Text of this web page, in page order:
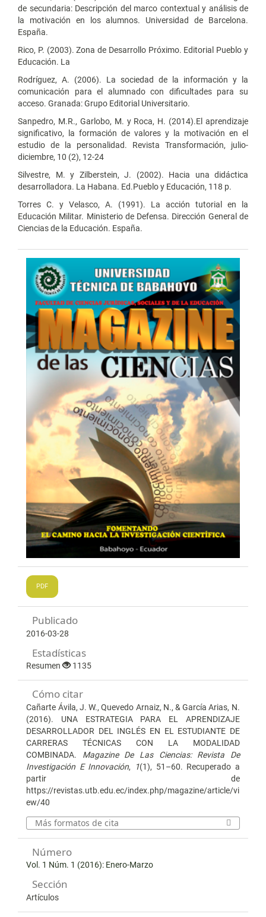
de secundaria: Descripción del marco contextual y análisis de
la motivación en los alumnos. Universidad de Barcelona.
España.
Rico, P. (2003). Zona de Desarrollo Próximo. Editorial Pueblo y
Educación. La
Rodríguez, A. (2006). La sociedad de la información y la
comunicación para el alumnado con dificultades para su
acceso. Granada: Grupo Editorial Universitario.
Sanpedro, M.R., Garlobo, M. y Roca, H. (2014).El aprendizaje
significativo, la formación de valores y la motivación en el
estudio de la personalidad. Revista Transformación, julio-
diciembre, 10 (2), 12-24
Silvestre, M. y Zilberstein, J. (2002). Hacia una didáctica
desarrolladora. La Habana. Ed.Pueblo y Educación, 118 p.
Torres C. y Velasco, A. (1991). La acción tutorial en la
Educación Militar. Ministerio de Defensa. Dirección General de
Ciencias de la Educación. España.
PDF
Publicado
2016-03-28
Estadísticas
Resumen 1135
Cómo citar
Cañarte Ávila, J. W., Quevedo Arnaiz, N., & García Arias, N.
(2016). UNA ESTRATEGIA PARA EL APRENDIZAJE
DESARROLLADOR DEL INGLÉS EN EL ESTUDIANTE DE
CARRERAS TÉCNICAS CON LA MODALIDAD
COMBINADA. Magazine De Las Ciencias: Revista De
Investigación E Innovación, 1(1), 51–60. Recuperado a
partir de
https://revistas.utb.edu.ec/index.php/magazine/article/vi
ew/40
Más formatos de cita
Número
Vol. 1 Núm. 1 (2016): Enero-Marzo
Sección
Artículos